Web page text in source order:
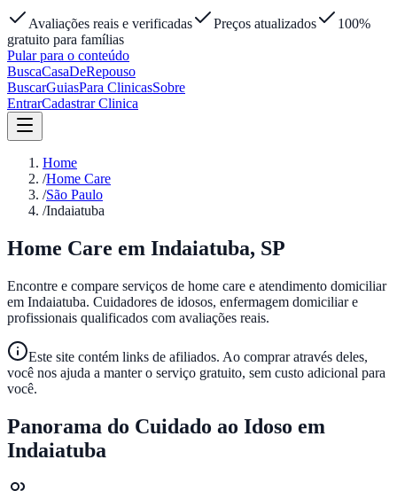
Avaliações reais e verificadas Preços atualizados
100%
gratuito para famílias
Pular para o conteúdo
BuscaCasaDeRepouso
BuscarGuiasPara ClinicasSobre
EntrarCadastrar Clinica
Home
/Home Care
/São Paulo
/Indaiatuba
Home Care em Indaiatuba, SP
Encontre e compare serviços de home care e atendimento domiciliar
em Indaiatuba. Cuidadores de idosos, enfermagem domiciliar e
profissionais qualificados com avaliações reais.
Este site contém links de afiliados. Ao comprar através deles,
você nos ajuda a manter o serviço gratuito, sem custo adicional para
você.
Panorama do Cuidado ao Idoso em
Indaiatuba